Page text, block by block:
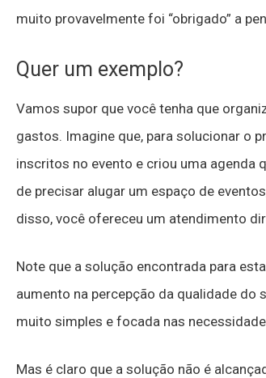
muito provavelmente foi “obrigado” a
Quer um exemplo?
Vamos supor que você tenha que
gastos. Imagine que, para solucionar o
inscritos no evento e criou uma agenda
de precisar alugar um espaço de
disso, você ofereceu um atendimento
Note que a solução encontrada para
aumento na percepção da qualidade do
muito simples e focada nas
Mas é claro que a solução não é